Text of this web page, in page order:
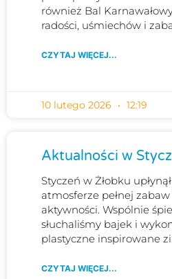
również Bal
radości, uśmiechów i
CZYTAJ WIĘCEJ...
10 lutego 2026 12:19
Aktualności w
Styczeń w Żłobku
atmosferze pełnej
aktywności. Wspólnie
słuchaliśmy bajek i
plastyczne inspirowane
CZYTAJ WIĘCEJ...